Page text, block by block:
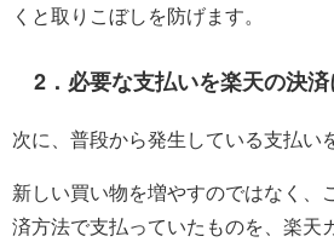
くと取りこぼしを防げます。
2．必要な支払いを楽天の決
次に、普段から発生している支払い
新しい買い物を増やすのではなく、
済方法で支払っていたものを、楽天